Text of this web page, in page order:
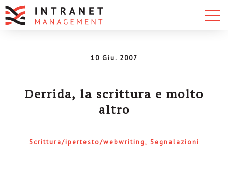
10 Giu. 2007
Derrida, la scrittura e molto
altro
Scrittura/ipertesto/webwriting Segnalazioni